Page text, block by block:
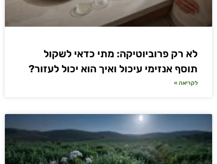
לא רק פרוביוטיקה: מתי כדאי לשקול
תוסף אנזימי עיכול ואיך הוא יכול לעזור?
לקריאה »